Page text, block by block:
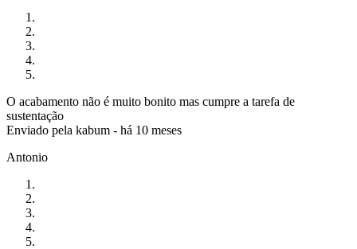
O acabamento não é muito bonito mas cumpre a tarefa de
sustentação
Enviado pela kabum - há 10 meses
Antonio